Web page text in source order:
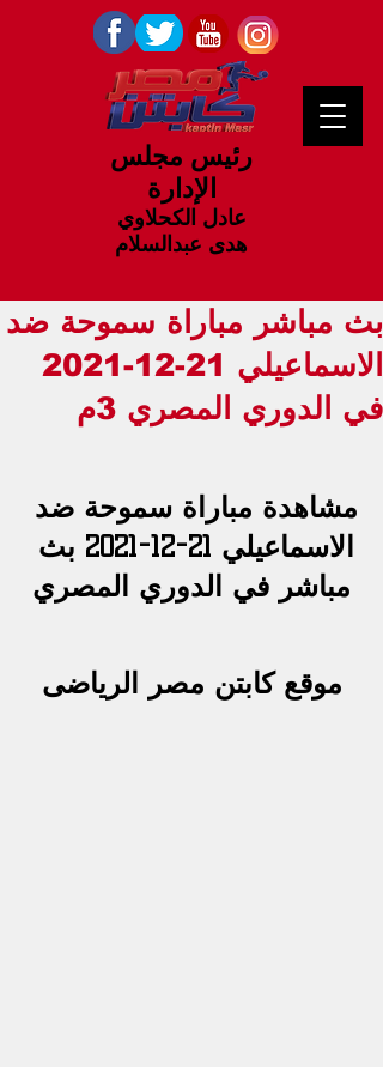
رئيس مجلس
الإدارة
عادل الكحلاوي
هدى عبدالسلام
بث مباشر مباراة سموحة ضد
الاسماعيلي 21-12-2021
في الدوري المصري 3م
مشاهدة مباراة سموحة ضد
الاسماعيلي 21-12-2021 بث
مباشر في الدوري المصري
موقع كابتن مصر الرياضى